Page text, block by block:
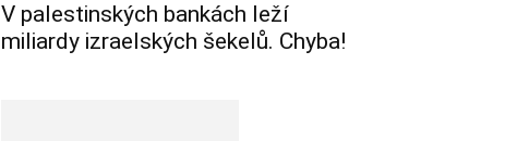
V palestinských bankách leží
miliardy izraelských šekelů. Chyba!